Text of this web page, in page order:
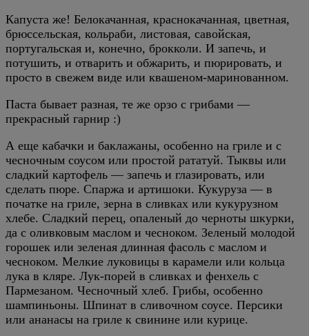
Капуста же! Белокачанная, краснокачанная, цветная,
брюссельская, кольраби, листовая, савойская,
португальская и, конечно, брокколи. И запечь, и
потушить, и отварить и обжарить, и пюрировать, и
просто в свежем виде или квашеном-маринованном.
Паста бывает разная, те же орзо с грибами —
прекрасный гарнир :)
А еще кабачки и баклажаны, особенно на гриле и с
чесночным соусом или простой рататуй. Тыквы или
сладкий картофель — запечь и глазировать, или
сделать пюре. Спаржа и артишоки. Кукуруза — в
початке на гриле, зерна в сливках или кукурузном
хлебе. Сладкий перец, опаленый до черноты шкурки,
да с оливковым маслом и чесноком. Зеленый молодой
горошек или зеленая длинная фасоль с маслом и
чесноком. Мелкие луковицы в карамели или кольца
лука в кляре. Лук-порей в сливках и фенхель с
Пармезаном. Чесночный хлеб. Грибы, особенно
шампиньоны. Шпинат в сливочном соусе. Персики
или ананасы на гриле к свинине или курице.